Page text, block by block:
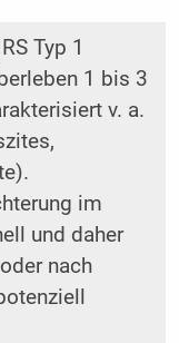
Typ 1
1 bis 3
v. a.
im
und daher
nach